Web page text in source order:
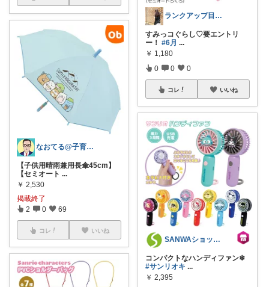
なおてる@子育て共働き いつもTHX🙏
【子供用晴雨兼用長傘45cm】
【セミオート ...
￥ 2,530
掲載終了
2 0 69
コレ いいね
ランクアップ目指して今月頑張ります🔥
すみっコぐらし♡要エントリ
ー！ #6月 ...
￥ 1,180
0 0 0
コレ いいね
SANWAショップ楽天市場店
コンパクトなハンディファン❄
#サンリオキ ...
￥ 2,395